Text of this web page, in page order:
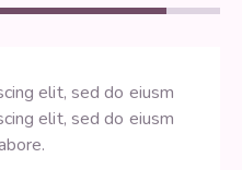
elit, sed do eiusm
elit, sed do eiusm